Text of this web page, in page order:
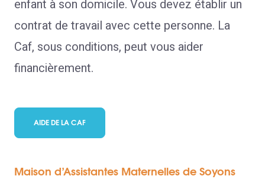
enfant à son domicile. Vous devez établir un
contrat de travail avec cette personne. La
Caf, sous conditions, peut vous aider
financièrement.
AIDE DE LA CAF
Maison d’Assistantes Maternelles de Soyons